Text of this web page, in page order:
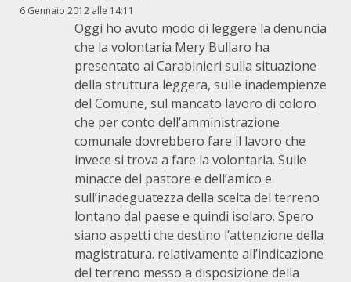
6 Gennaio 2012 alle 14:11
Oggi ho avuto modo di leggere la denuncia
che la volontaria Mery Bullaro ha
presentato ai Carabinieri sulla situazione
della struttura leggera, sulle inadempienze
del Comune, sul mancato lavoro di coloro
che per conto dell’amministrazione
comunale dovrebbero fare il lavoro che
invece si trova a fare la volontaria. Sulle
minacce del pastore e dell’amico e
sull’inadeguatezza della scelta del terreno
lontano dal paese e quindi isolaro. Spero
siano aspetti che destino l’attenzione della
magistratura. relativamente all’indicazione
del terreno messo a disposizione della